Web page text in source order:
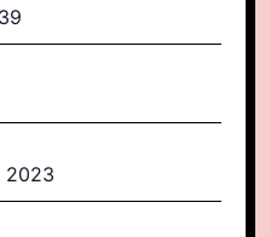
2023